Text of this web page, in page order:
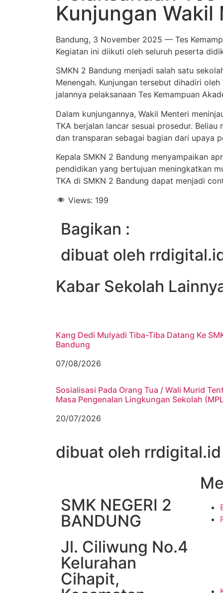
Kunjungan
Bandung, 3 November 2025 — Tes
Kegiatan ini diikuti oleh seluruh peserta
SMKN 2 Bandung menjadi salah satu
Menengah. Kunjungan tersebut dihadiri
jalannya pelaksanaan Tes Kemampuan
Dalam kunjungannya, Wakil Menteri
TKA berjalan lancar sesuai prosedur.
dan transparan sebagai bagian dari upaya
Kepala SMKN 2 Bandung menyampaikan
pendidikan yang bertujuan meningkatkan
TKA di SMKN 2 Bandung dapat menjadi
Views: 199
Bagikan :
dibuat oleh
Kabar Sekolah
Kang Dedi Mulyadi Tiba-Tiba Datang Ke
Bandung
07/08/2026
Sosialisasi Pada Orang Tua / Wali Murid
Masa Pengenalan Lingkungan Sekolah
20/07/2026
dibuat oleh rrdigital.id
SMK NEGERI 2
BANDUNG
Jl. Ciliwung No.4
Kelurahan
Cihapit,